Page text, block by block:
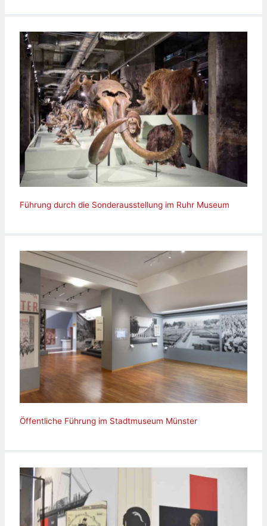
Führung durch die Sonderausstellung im Ruhr Museum
Öffentliche Führung im Stadtmuseum Münster